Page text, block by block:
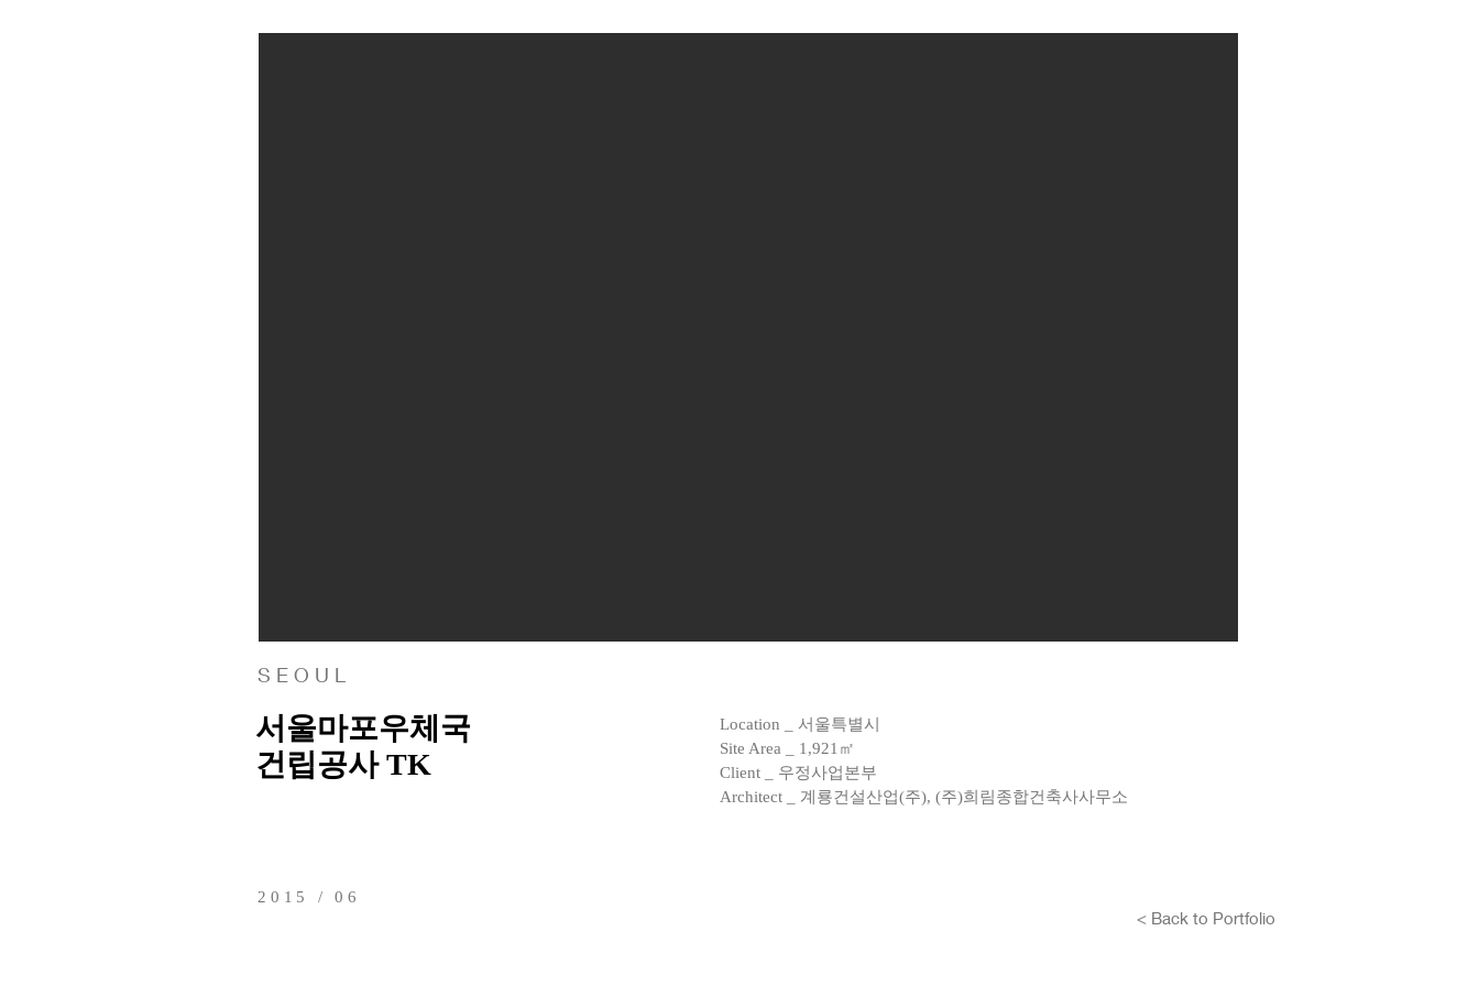
S E O U L
서울마포우체국
건립공사 TK
Location _ 서울특별시
Site Area _ 1,921㎡
Client _ 우정사업본부
Architect _ 계룡건설산업(주), (주)희림종합건축사사무소
2015 / 06
< Back to Portfolio